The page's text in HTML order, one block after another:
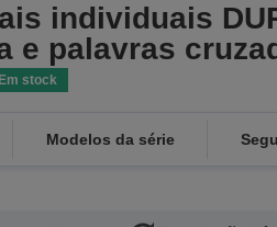
individuais
e palavras
Em stock
Modelos da série